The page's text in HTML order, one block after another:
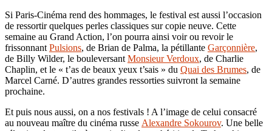
Si Paris-Cinéma rend des hommages, le festival est aussi l’occasion
de ressortir quelques perles classiques sur copie neuve. Cette
semaine au Grand Action, l’on pourra ainsi voir ou revoir le
frissonnant Pulsions, de Brian de Palma, la pétillante Garçonnière,
de Billy Wilder, le bouleversant Monsieur Verdoux, de Charlie
Chaplin, et le « t’as de beaux yeux t’sais » du Quai des Brumes, de
Marcel Carné. D’autres grandes ressorties suivront la semaine
prochaine.
Et puis nous aussi, on a nos festivals ! A l’image de celui consacré
au nouveau maître du cinéma russe Alexandre Sokourov. Une belle